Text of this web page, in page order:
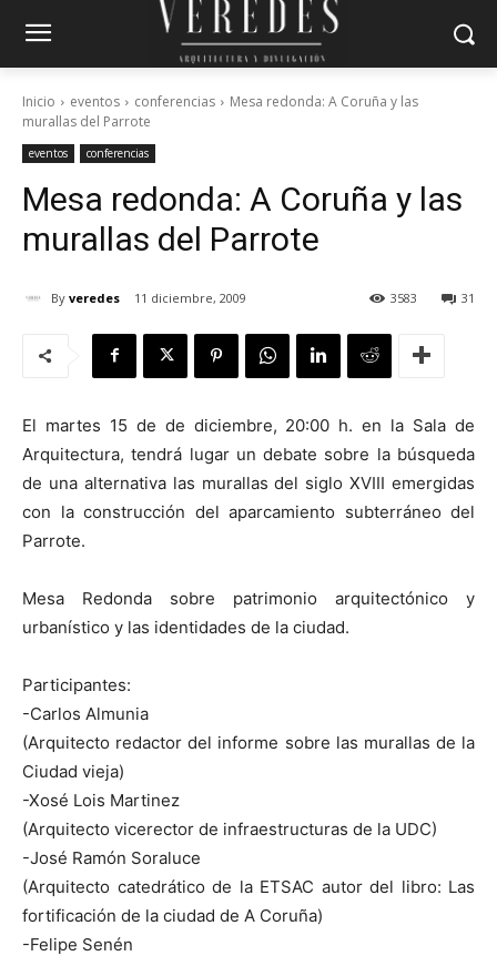
Inicio eventos conferencias
Mesa redonda: A Coruña y las
murallas del Parrote
eventos conferencias
Mesa redonda: A Coruña y las
murallas del Parrote
By veredes 11 diciembre, 2009 31
3583
El martes 15 de de diciembre, 20:00 h. en la Sala de
Arquitectura, tendrá lugar un debate sobre la búsqueda
de una alternativa las murallas del siglo XVIII emergidas
con la construcción del aparcamiento subterráneo del
Parrote.
Mesa Redonda sobre patrimonio arquitectónico y
urbanístico y las identidades de la ciudad.
Participantes:
-Carlos Almunia
(Arquitecto redactor del informe sobre las murallas de la
Ciudad vieja)
-Xosé Lois Martinez
(Arquitecto vicerector de infraestructuras de la UDC)
-José Ramón Soraluce
(Arquitecto catedrático de la ETSAC autor del libro: Las
fortificación de la ciudad de A Coruña)
-Felipe Senén